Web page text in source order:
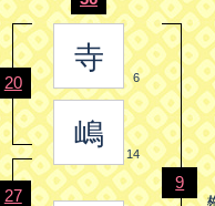
寺
6
嶋
14
20
27
9